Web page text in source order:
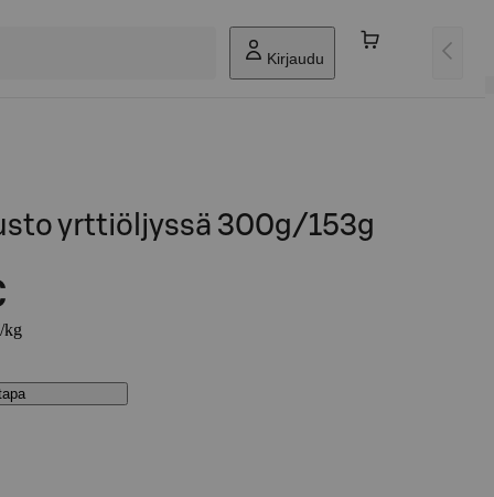
Kirjaudu
yrttiöljyssä 300g/153g
kg